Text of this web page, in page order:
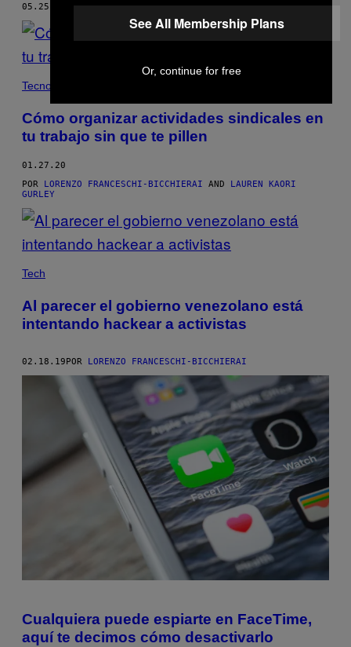
05.25.20 PORLORENZO FRANCESCHI-BICCHIERAI
Tecnología
Cómo organizar actividades sindicales en
tu trabajo sin que te pillen
01.27.20
POR LORENZO FRANCESCHI-BICCHIERAI AND LAUREN KAORI
GURLEY
Tech
Al parecer el gobierno venezolano está
intentando hackear a activistas
02.18.19POR LORENZO FRANCESCHI-BICCHIERAI
Cualquiera puede espiarte en FaceTime,
aquí te decimos cómo desactivarlo
See All Membership Plans
Or, continue for free